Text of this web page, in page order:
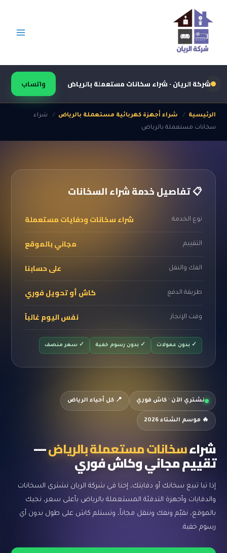
المحتوى
شركة الريان · شراء سخانات مستعملة بالرياض واتساب
الرئيسية / شراء أجهزة كهربائية مستعملة بالرياض /
شراء
سخانات مستعملة بالرياض
نشتري الآن · كاش فوري 📍 كل أحياء الرياض
🔥 موسم الشتاء 2026
شراءسخانات مستعملة بالرياض—
تقييم مجاني وكاش فوري
إذا تبا تبيع سخانك أو دفايتك، إحنا في شركة الريان نشتري السخانات
والدفايات وأجهزة التدفئة المستعملة بالرياض بأعلى سعر، نجيك
بالموقع، نقيّم ونفك وننقل مجاناً، وتستلم كاش على طول بدون أي
رسوم خفية.
📋 تفاصيل خدمة شراء السخانات
نوع الخدمة شراء سخانات ودفايات مستعملة
التقييم مجاني بالموقع
الفك والنقل على حسابنا
طريقة الدفع كاش أو تحويل فوري
وقت الإنجاز نفس اليوم غالباً
✓ بدون عمولات ✓ بدون رسوم خفية ✓ سعر منصف